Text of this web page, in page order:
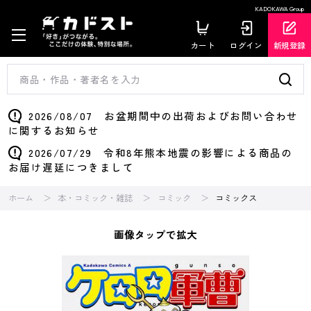
KADOKAWA Group
カート ログイン 新規登録
2026/08/07 お盆期間中の出荷およびお問い合わせ
に関するお知らせ
2026/07/29 令和8年熊本地震の影響による商品の
お届け遅延につきまして
ホーム 本・コミック・雑誌 コミック コミックス
画像タップで拡大